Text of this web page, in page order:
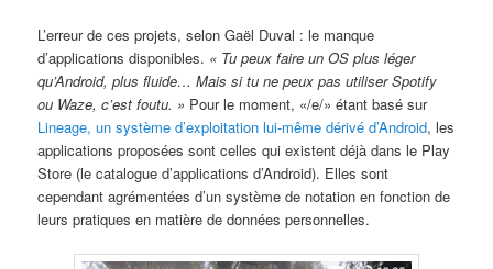
L’erreur de ces projets, selon Gaël Duval : le manque
d’applications disponibles. « Tu peux faire un OS plus léger
qu’Android, plus fluide… Mais si tu ne peux pas utiliser Spotify
ou Waze, c’est foutu. » Pour le moment, «/e/» étant basé sur
Lineage, un système d’exploitation lui-même dérivé d’Android, les
applications proposées sont celles qui existent déjà dans le Play
Store (le catalogue d’applications d’Android). Elles sont
cependant agrémentées d’un système de notation en fonction de
leurs pratiques en matière de données personnelles.